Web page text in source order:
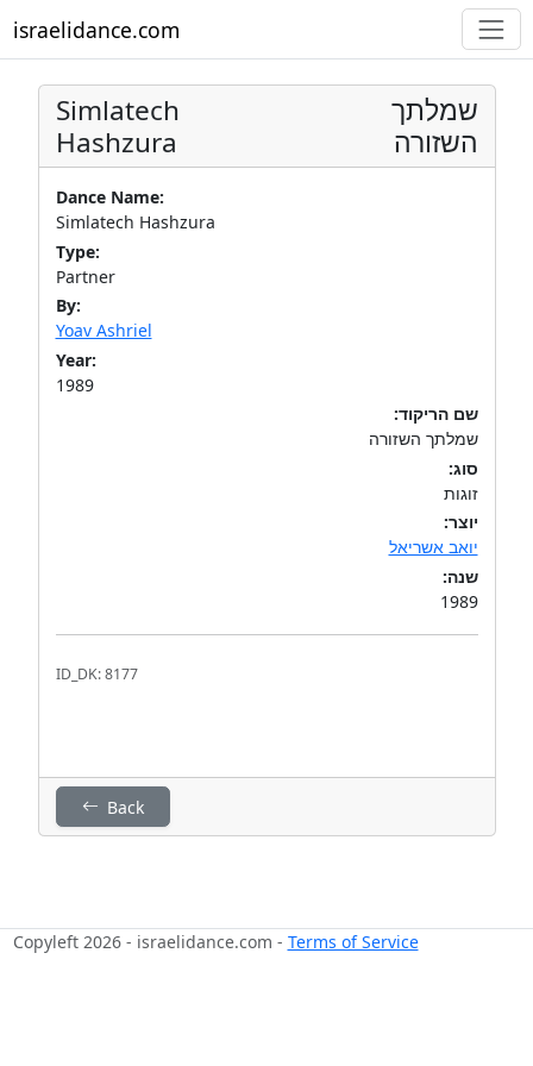
israelidance.com
Simlatech
Hashzura
שמלתך
השזורה
Dance Name:
Simlatech Hashzura
Type:
Partner
By:
Yoav Ashriel
Year:
1989
שם הריקוד:
שמלתך השזורה
סוג:
זוגות
יוצר:
יואב אשריאל
שנה:
1989
ID_DK: 8177
Back
Copyleft 2026 - israelidance.com - Terms of Service